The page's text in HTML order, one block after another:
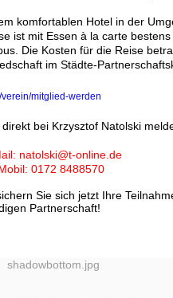
komfortablen Hotel in der
ist mit Essen à la carte
Die Kosten für die Reise
im Städte-
mitglied-werden
bei Krzysztof Natolski
natolski@t-online.de
0172 8488570
Sie sich jetzt Ihre
Partnerschaft!